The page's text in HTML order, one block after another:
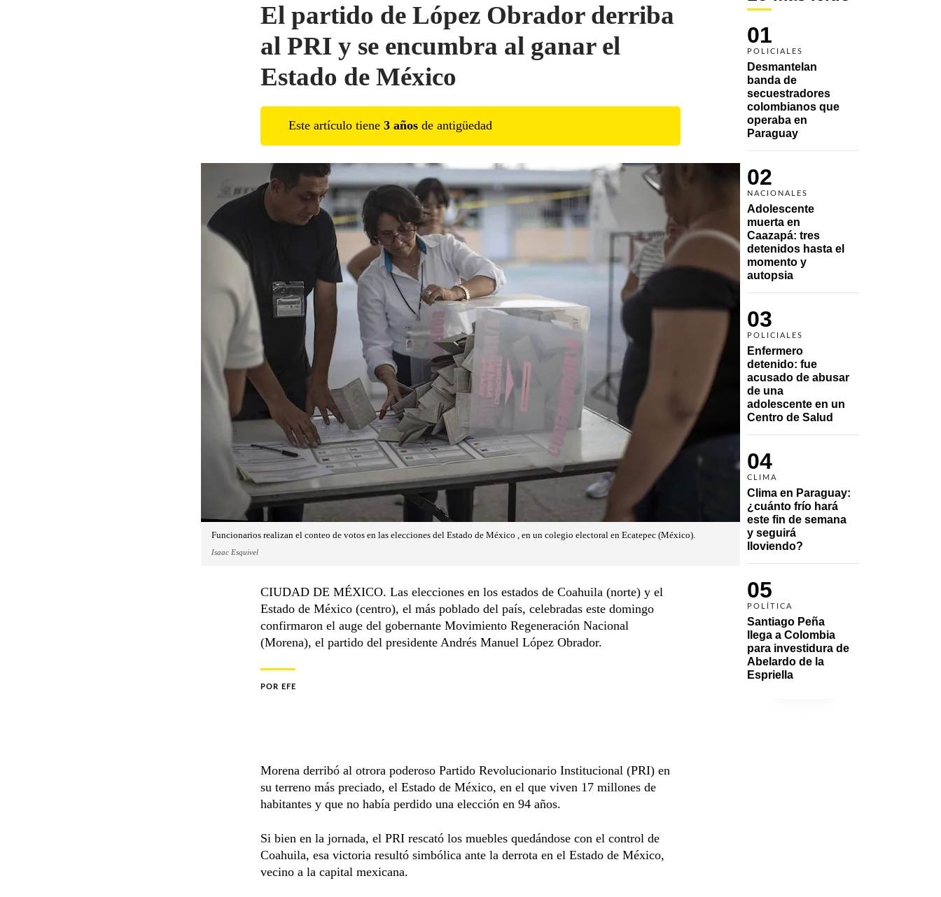
01
POLICIALES
Desmantelan
banda de
secuestradores
colombianos que
operaba en
Paraguay
02
NACIONALES
Adolescente
muerta en
Caazapá: tres
detenidos hasta el
momento y
autopsia
03
POLICIALES
Enfermero
detenido: fue
acusado de abusar
de una
adolescente en un
Centro de Salud
04
CLIMA
Clima en Paraguay:
¿cuánto frío hará
este fin de semana
y seguirá
lloviendo?
05
POLÍTICA
Santiago Peña
llega a Colombia
para investidura de
Abelardo de la
Espriella
El partido de López Obrador derriba
al PRI y se encumbra al ganar el
Estado de México
Este artículo tiene 3 años de antigüedad
Funcionarios realizan el conteo de votos en las elecciones del Estado de México , en un colegio electoral en Ecatepec (México).
Isaac Esquivel
CIUDAD DE MÉXICO. Las elecciones en los estados de Coahuila (norte) y el
Estado de México (centro), el más poblado del país, celebradas este domingo
confirmaron el auge del gobernante Movimiento Regeneración Nacional
(Morena), el partido del presidente Andrés Manuel López Obrador.
POR EFE
Morena derribó al otrora poderoso Partido Revolucionario Institucional (PRI) en
su terreno más preciado, el Estado de México, en el que viven 17 millones de
habitantes y que no había perdido una elección en 94 años.
Si bien en la jornada, el PRI rescató los muebles quedándose con el control de
Coahuila, esa victoria resultó simbólica ante la derrota en el Estado de México,
vecino a la capital mexicana.